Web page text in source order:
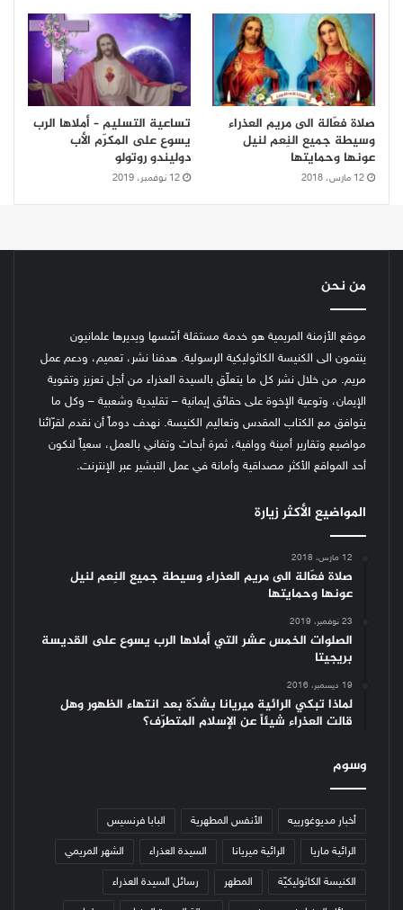
صلاة فعّالة الى مريم العذراء
وسيطة جميع النِعم لنيل
عونها وحمايتها
12 مارس، 2018
تساعية التسليم – أملاها الرب
يسوع على المكرّم الأب
دوليندو روتولو
12 نوفمبر، 2019
من نحن
موقع الأزمنة المريمية هو خدمة مستقلة أسّسها ويديرها علمانيون
ينتمون الى الكنيسة الكاثوليكية الرسولية. هدفنا نشر، تعميم، ودعم عمل
مريم. من خلال نشر كل ما يتعلّق بالسيدة العذراء من أجل تعزيز وتقوية
الإيمان، وتوعية الإخوة على حقائق إيمانية – تقليدية وشعبية – وكل ما
يتوافق مع الكتاب المقدس وتعاليم الكنيسة. نهدف دوماً أن نقدم لقرّائنا
مواضيع وتقارير أمينة ووافية، ثمرة أبحاث وتفاني بالعمل، سعياً لنكون
أحد المواقع الأكثر مصداقية وأمانة في عمل التبشير عبر الإنترنت.
المواضيع الأكثر زيارة
12 مارس، 2018
صلاة فعّالة الى مريم العذراء وسيطة جميع النِعم لنيل
عونها وحمايتها
23 نوفمبر، 2019
الصلوات الخمس عشر التي أملاها الرب يسوع على القديسة
بريجيتا
19 ديسمبر، 2016
لماذا تبكي الرائية ميريانا بشدّة بعد انتهاء الظهور وهل
قالت العذراء شيئاً عن الإسلام المتطرّف؟
وسوم
أخبار مديوغورييه الأنفس المطهرية البابا فرنسيس
الرائية ماريا الرائية ميريانا السيدة العذراء الشهر المريمي
الكنيسة الكاثوليكيّة المطهر رسائل السيدة العذراء